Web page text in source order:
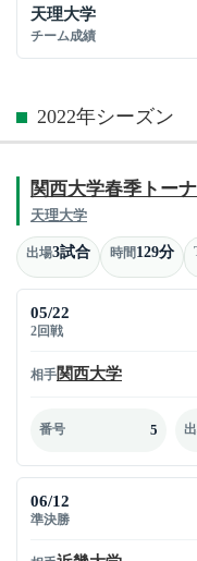
天理大学
チーム成績
2022年シーズン
関西大学春季トー
天理大学
出場3試合 時間129分
05/22
2回戦
相手関西大学
番号 5
06/12
準決勝